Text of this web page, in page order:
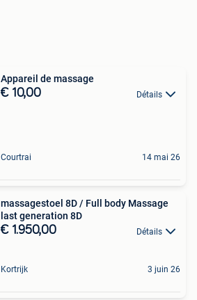
Appareil de massage
€ 10,00 Détails
Courtrai 14 mai 26
massagestoel 8D / Full body Massage
last generation 8D
€ 1.950,00 Détails
Kortrijk 3 juin 26